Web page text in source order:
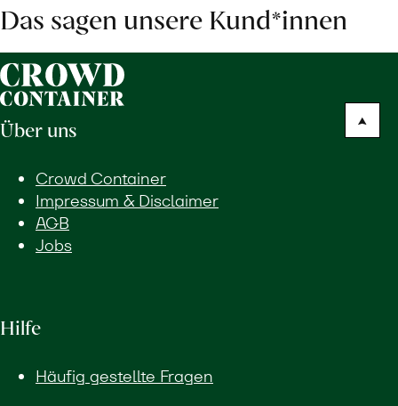
Das sagen unsere Kund*innen
Über uns
Crowd Container
Impressum & Disclaimer
AGB
Jobs
Hilfe
Häufig gestellte Fragen